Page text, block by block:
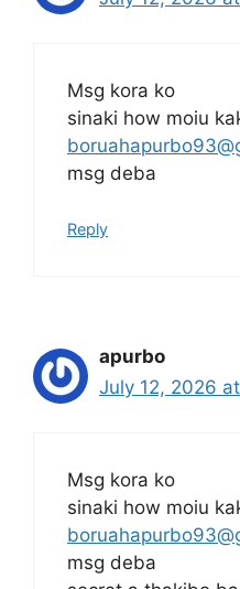
Msg kora ko
sinaki how moiu
msg deba
Reply
apurbo
July 12, 2026
Msg kora ko
sinaki how moiu
msg deba